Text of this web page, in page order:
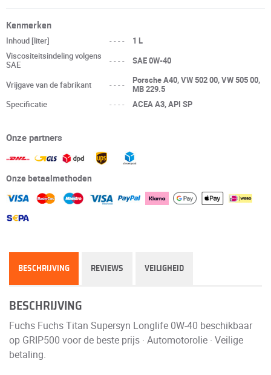
Kenmerken
Inhoud [liter] ----
1 L
Viscositeitsindeling volgens
SAE
---- SAE 0W-40
Vrijgave van de fabrikant ----
Porsche A40, VW 502 00, VW 505 00,
MB 229.5
Specificatie
---- ACEA A3, API SP
Onze partners
Onze betaalmethoden
BESCHRIJVING REVIEWS VEILIGHEID
BESCHRIJVING
Fuchs Fuchs Titan Supersyn Longlife 0W-40 beschikbaar
op GRIP500 voor de beste prijs · Automotorolie · Veilige
betaling.